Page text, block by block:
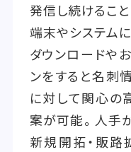
発信し続けるこ
端末やシステム
ダウンロードや
ンをすると名刺
に対して関心の
案が可能。人手
新規開拓・販路